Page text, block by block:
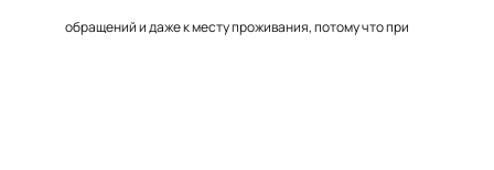
обращений и даже к месту проживания, потому что при